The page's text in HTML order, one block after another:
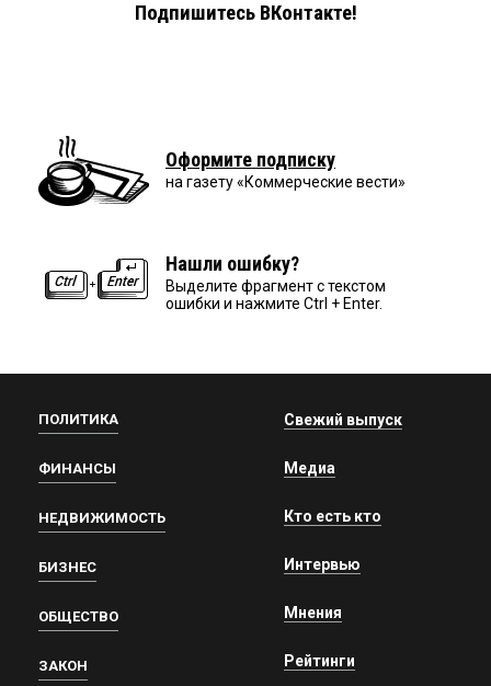
Подпишитесь ВКонтакте!
Оформите подписку
на газету «Коммерческие вести»
Нашли ошибку?
Выделите фрагмент с текстом
ошибки и нажмите Ctrl + Enter.
ПОЛИТИКА
ФИНАНСЫ
НЕДВИЖИМОСТЬ
БИЗНЕС
ОБЩЕСТВО
ЗАКОН
Свежий выпуск
Медиа
Кто есть кто
Интервью
Мнения
Рейтинги